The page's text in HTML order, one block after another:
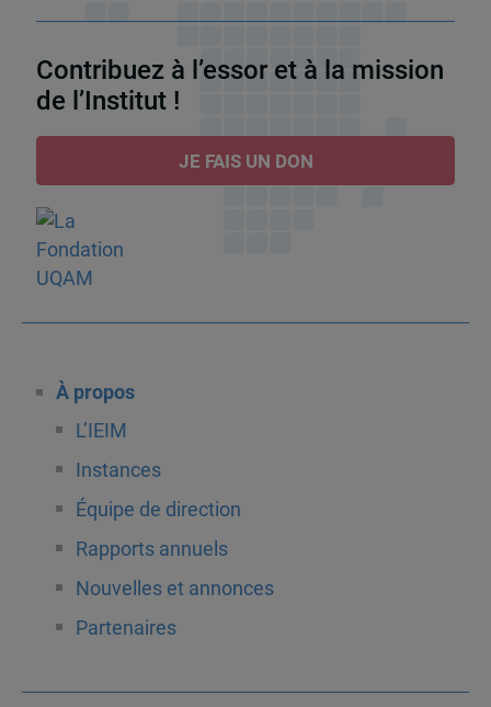
Contribuez à l’essor et à la mission
de l’Institut !
JE FAIS UN DON
À propos
L’IEIM
Instances
Équipe de direction
Rapports annuels
Nouvelles et annonces
Partenaires